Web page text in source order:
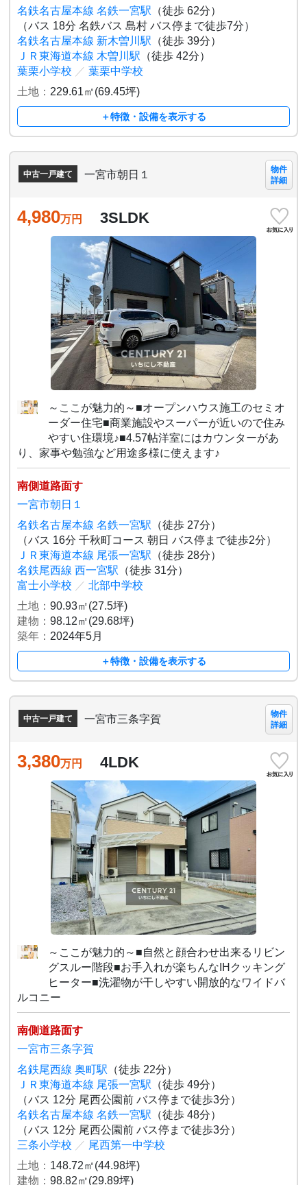
名鉄名古屋本線 名鉄一宮駅 （徒歩 62分）
（バス 18分 名鉄バス 島村 バス停まで徒歩7分）
名鉄名古屋本線 新木曽川駅 （徒歩 39分）
ＪＲ東海道本線 木曽川駅 （徒歩 42分）
葉栗小学校 ／ 葉栗中学校
土地： 229.61㎡(69.45坪)
＋特徴・設備を表示する
中古一戸建て 一宮市朝日１
物件
詳細
4,980万円 3SLDK
～ここが魅力的～■オープンハウス施工のセミオ
ーダー住宅■商業施設やスーパーが近いので住み
やすい住環境♪■4.57帖洋室にはカウンターがあ
り、家事や勉強など用途多様に使えます♪
南側道路面す
一宮市朝日１
名鉄名古屋本線 名鉄一宮駅 （徒歩 27分）
（バス 16分 千秋町コース 朝日 バス停まで徒歩2分）
ＪＲ東海道本線 尾張一宮駅 （徒歩 28分）
名鉄尾西線 西一宮駅 （徒歩 31分）
富士小学校 ／ 北部中学校
土地：90.93㎡(27.5坪)
建物：98.12㎡(29.68坪)
築年： 2024年5月
＋特徴・設備を表示する
中古一戸建て 一宮市三条字賀
物件
詳細
3,380万円 4LDK
～ここが魅力的～■自然と顔合わせ出来るリビン
グスルー階段■お手入れが楽ちんなIHクッキング
ヒーター■洗濯物が干しやすい開放的なワイドバ
ルコニー
南側道路面す
一宮市三条字賀
名鉄尾西線 奥町駅 （徒歩 22分）
ＪＲ東海道本線 尾張一宮駅 （徒歩 49分）
（バス 12分 尾西公園前 バス停まで徒歩3分）
名鉄名古屋本線 名鉄一宮駅 （徒歩 48分）
（バス 12分 尾西公園前 バス停まで徒歩3分）
三条小学校 ／ 尾西第一中学校
土地： 148.72㎡(44.98坪)
建物：98.82㎡(29.89坪)